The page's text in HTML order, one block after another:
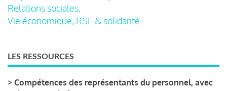
Relations sociales,
Vie économique, RSE & solidarité
LES RESSOURCES
> Compétences des représentants du personnel, avec